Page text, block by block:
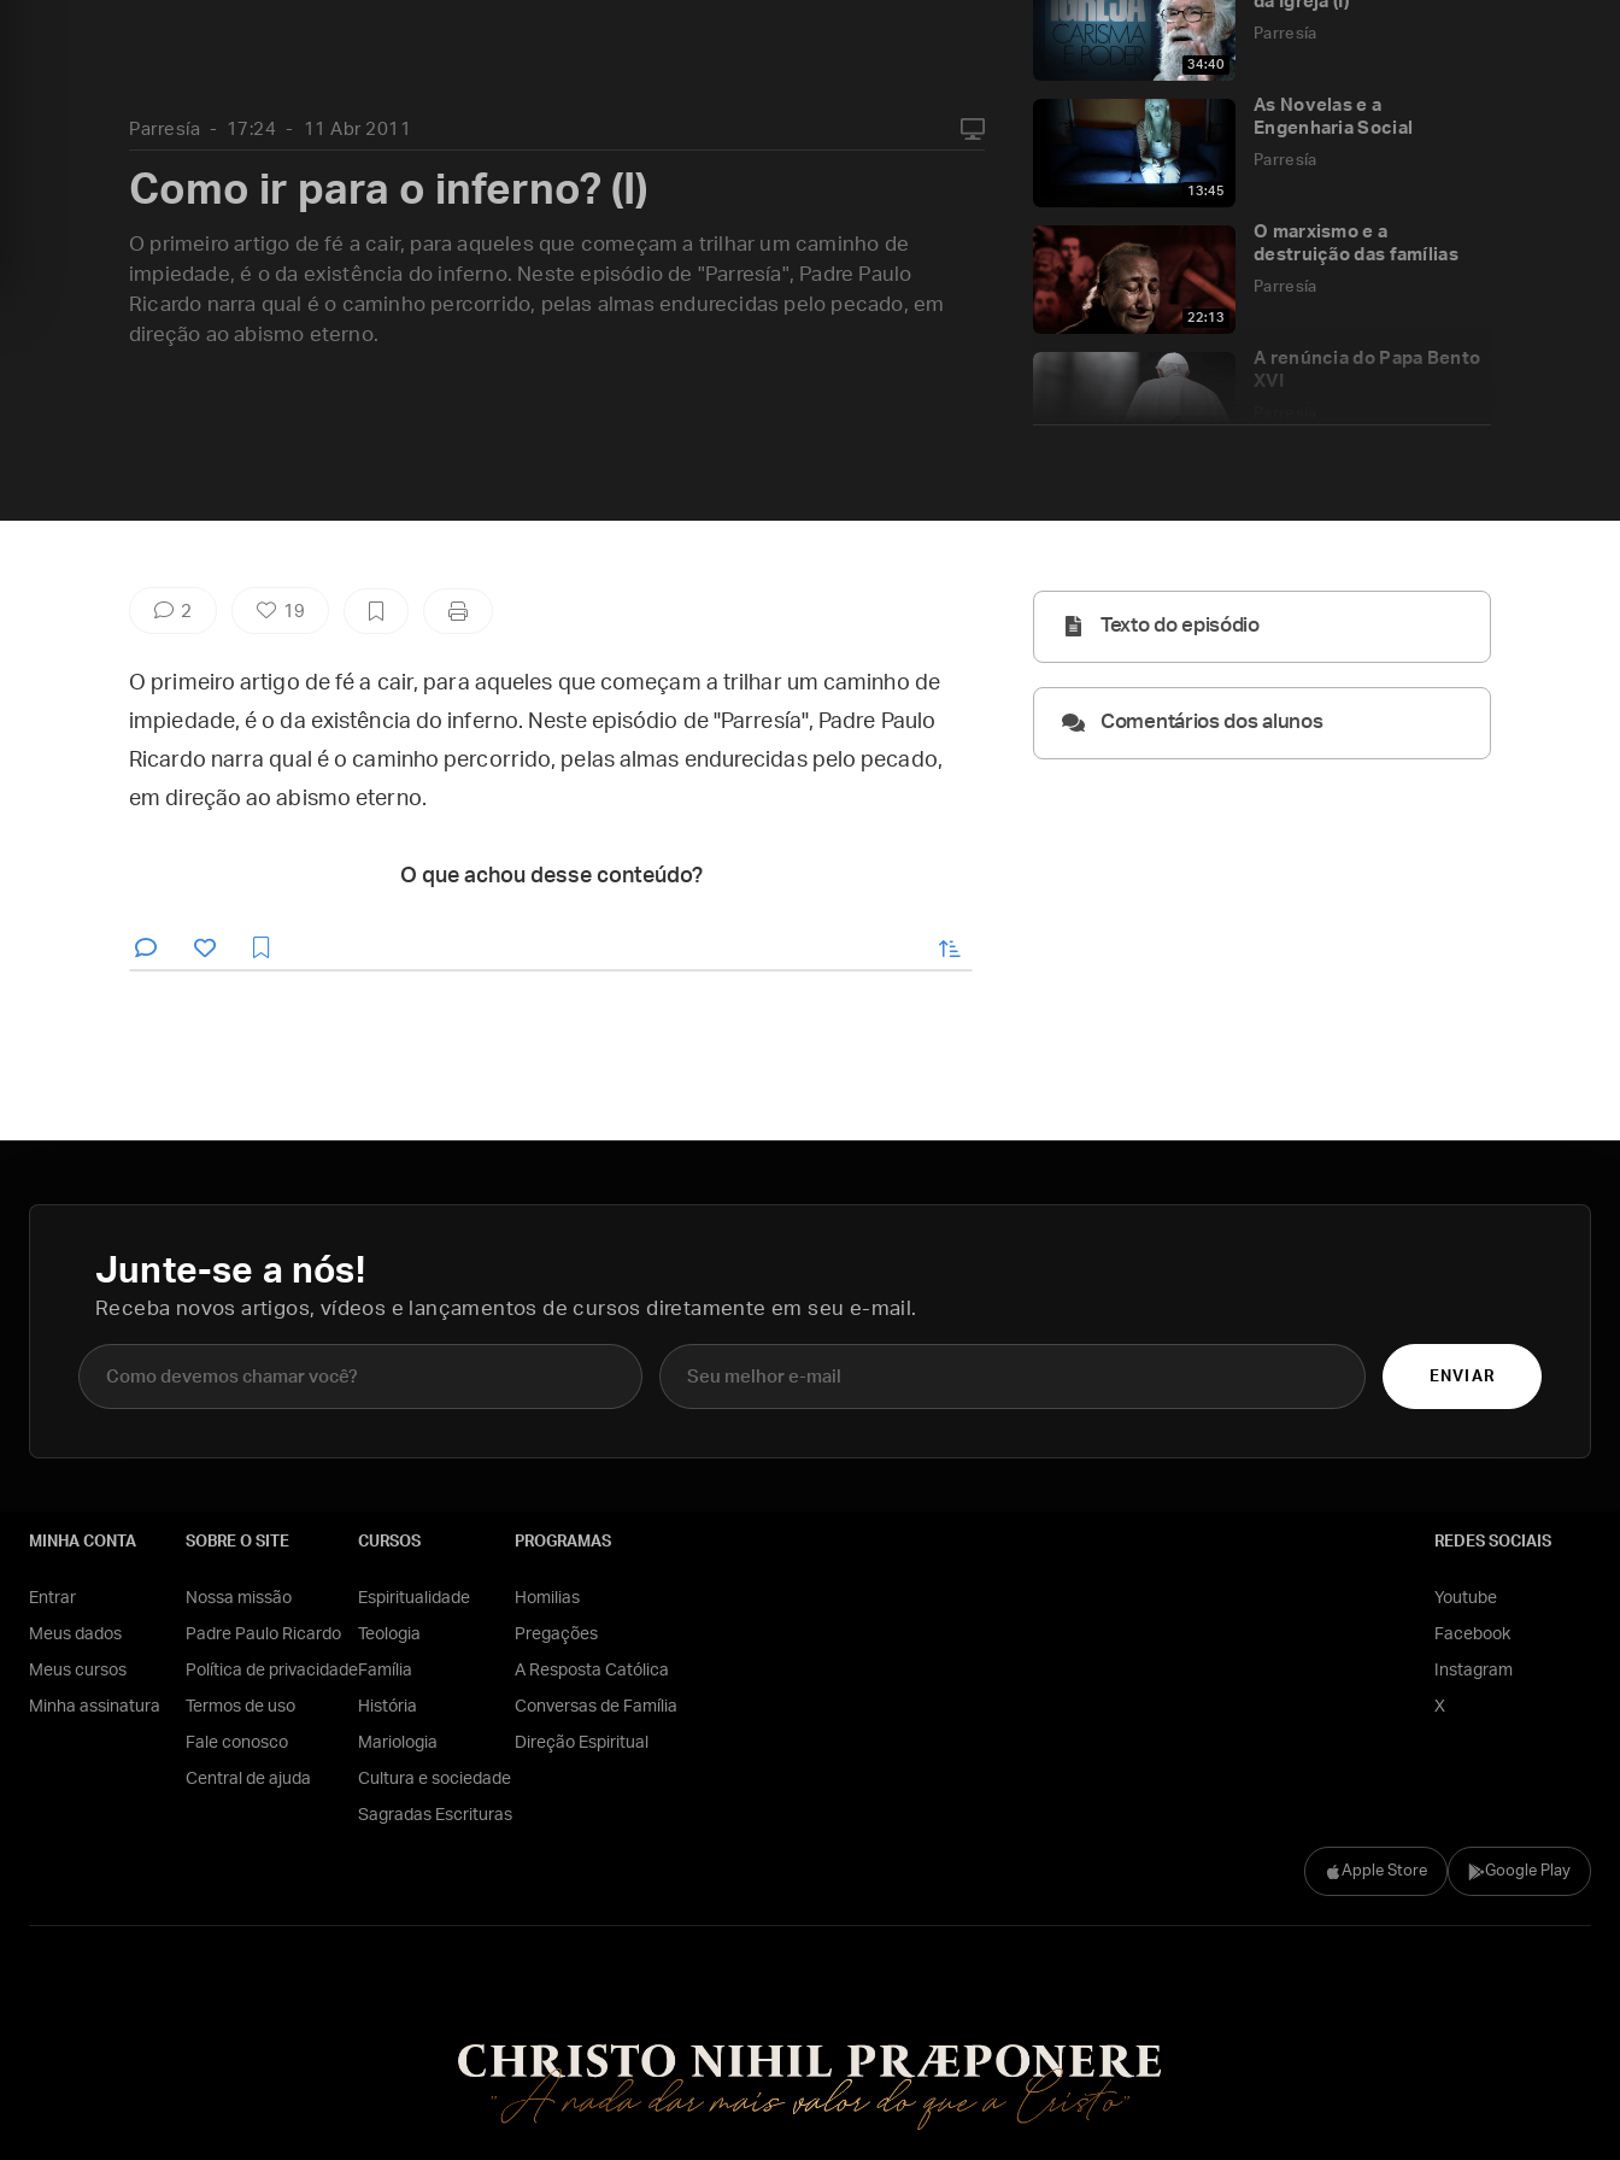
34:40
Parresía
13:45
As Novelas e a
Engenharia Social
Parresía
22:13
O marxismo e a
destruição das famílias
Parresía
A renúncia do Papa Bento
XVI
Parresía
Parresía 17:24 11 Abr 2011
Como ir para o inferno? (I)
O primeiro artigo de fé a cair, para aqueles que começam a trilhar um caminho de
impiedade, é o da existência do inferno. Neste episódio de "Parresía", Padre Paulo
Ricardo narra qual é o caminho percorrido, pelas almas endurecidas pelo pecado, em
direção ao abismo eterno.
2 19
O primeiro artigo de fé a cair, para aqueles que começam a trilhar um caminho de
impiedade, é o da existência do inferno. Neste episódio de "Parresía", Padre Paulo
Ricardo narra qual é o caminho percorrido, pelas almas endurecidas pelo pecado,
em direção ao abismo eterno.
O que achou desse conteúdo?
enviar
Texto do episódio
Comentários dos alunos
Junte-se a nós!
Receba novos artigos, vídeos e lançamentos de cursos diretamente em seu e-mail.
Nome completo E-mail
ENVIAR
Apple Store Google Play
MINHA CONTA
Entrar
Meus dados
Meus cursos
Minha assinatura
SOBRE O SITE
Nossa missão
Padre Paulo Ricardo
Política de privacidade
Termos de uso
Fale conosco
Central de ajuda
CURSOS
Espiritualidade
Teologia
Família
História
Mariologia
Cultura e sociedade
Sagradas Escrituras
PROGRAMAS
Homilias
Pregações
A Resposta Católica
Conversas de Família
Direção Espiritual
REDES SOCIAIS
Youtube
Facebook
Instagram
X